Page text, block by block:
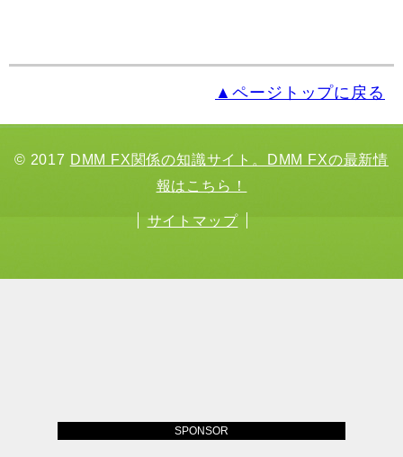
▲ページトップに戻る
© 2017 DMM FX関係の知識サイト。DMM FXの最新情
報はこちら！
サイトマップ
SPONSOR